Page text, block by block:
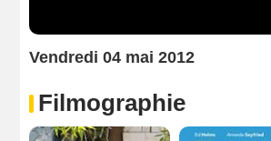
Vendredi 04 mai 2012
Filmographie